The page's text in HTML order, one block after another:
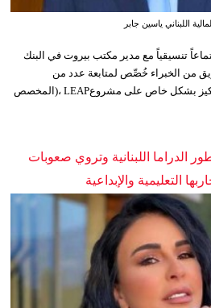
اللبناني ياسين جابر
تنسيقياً مع مدير مكتب بيروت في البنك
من الخبراء خُصِّص لمتابعة عدد من
المشاريع قيد التنفيذ، وجرى التركيز بشكل خاص على مشروعLEAP ،(المخصص
اللبنانية وتروي صعوبات
التعليمية والإبداعية